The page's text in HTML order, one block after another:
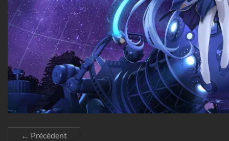
← Précédent